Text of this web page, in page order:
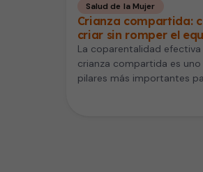
Salud de la Mujer
Crianza compartida:
criar sin romper el
La coparentalidad efectiva
crianza compartida es uno
pilares más importantes